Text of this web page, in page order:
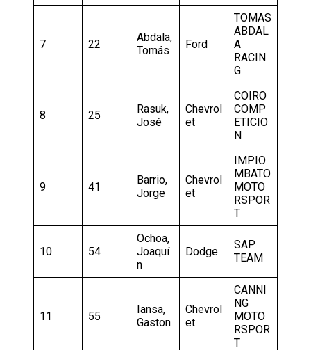
7 22
Abdala,
Tomás
Ford
TOMAS
ABDAL
A
RACIN
G
8 25
Rasuk,
José
Chevrol
et
COIRO
COMP
ETICIO
N
9 41
Barrio,
Jorge
Chevrol
et
IMPIO
MBATO
MOTO
RSPOR
T
10 54
Ochoa,
Joaquí
n
Dodge
SAP
TEAM
11 55
Iansa,
Gaston
Chevrol
et
CANNI
NG
MOTO
RSPOR
T